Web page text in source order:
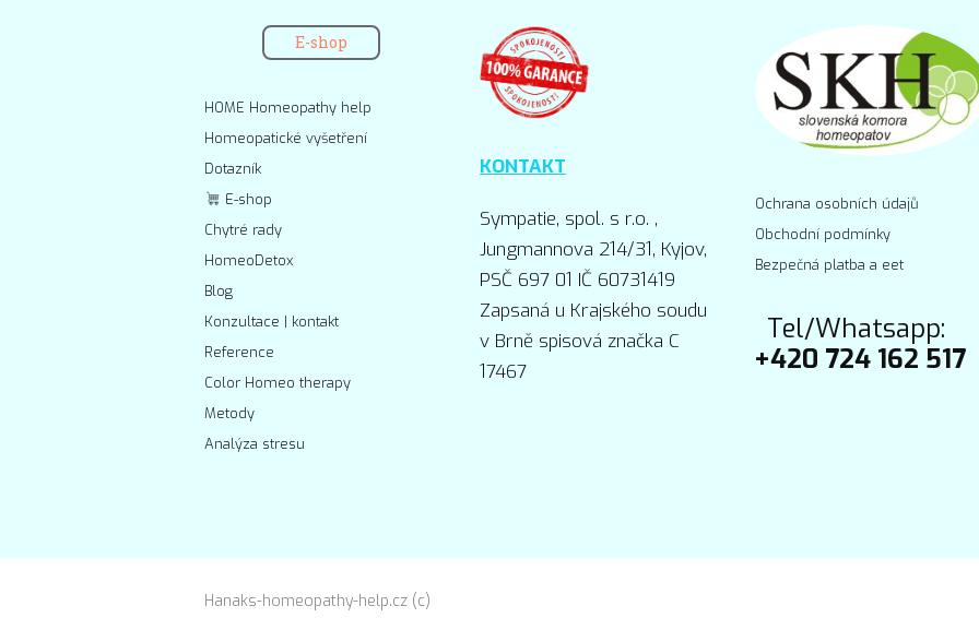
E-shop
HOME Homeopathy help
Homeopatické vyšetření
Dotazník
E-shop
Chytré rady
HomeoDetox
Blog
Konzultace | kontakt
Reference
Color Homeo therapy
Metody
Analýza stresu
KONTAKT
Sympatie, spol. s r.o. ,
Jungmannova 214/31, Kyjov,
PSČ 697 01 IČ 60731419
Zapsaná u Krajského soudu
v Brně spisová značka C
17467
Ochrana osobních údajů
Obchodní podmínky
Bezpečná platba a eet
Tel/Whatsapp:
+420 724 162 517
Hanaks-homeopathy-help.cz (c)